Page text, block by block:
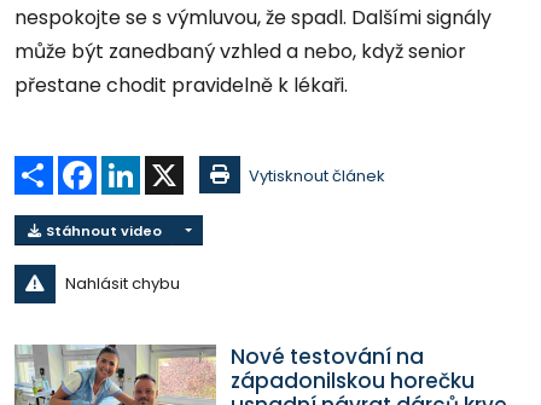
nespokojte se s výmluvou, že spadl. Dalšími signály
může být zanedbaný vzhled a nebo, když senior
přestane chodit pravidelně k lékaři.
Sdílet Facebook
LinkedIn Vytisknout článek
Stáhnout video
Nahlásit chybu
Nové testování na
západonilskou horečku